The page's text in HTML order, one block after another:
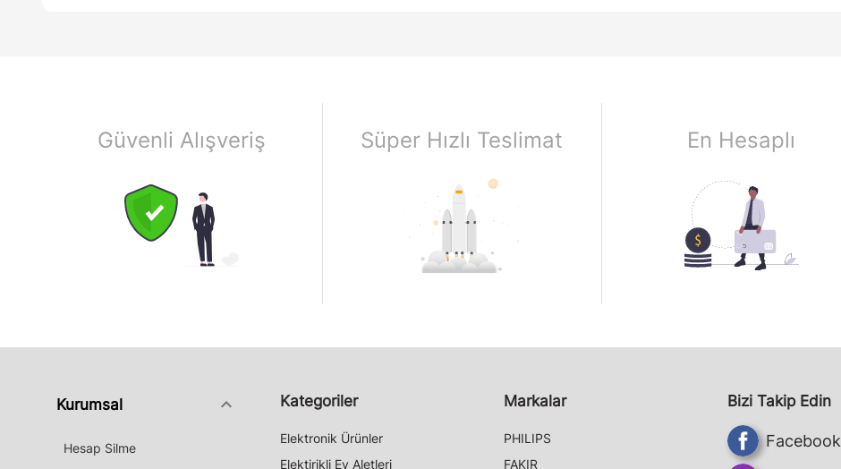
Güvenli Alışveriş Süper Hızlı Teslimat En Hesaplı
Kurumsal keyboard_arrow_down
Hesap Silme
Kategoriler
Elektronik Ürünler
Elektirikli Ev Aletleri
Markalar
PHILIPS
FAKIR
Bizi Takip Edin
Facebook